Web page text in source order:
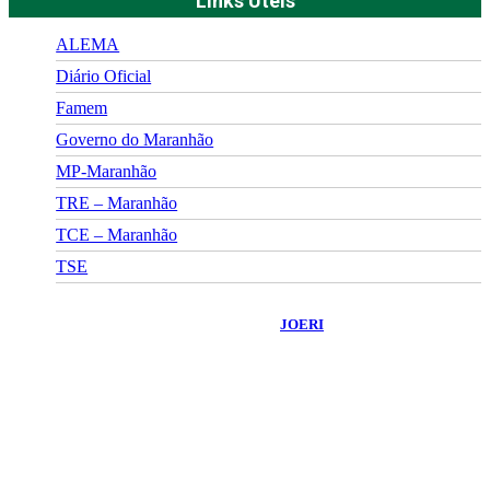
ALEMA
Diário Oficial
Famem
Governo do Maranhão
MP-Maranhão
TRE – Maranhão
TCE – Maranhão
TSE
JOERI